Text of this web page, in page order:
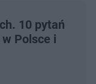
10 pytań
Polsce i